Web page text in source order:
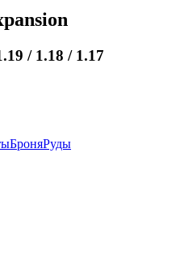
/ 1.18 / 1.17
БроняРуды